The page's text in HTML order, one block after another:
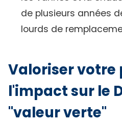
de plusieurs années
lourds de
Valoriser votre
l'impact sur le
"valeur verte"